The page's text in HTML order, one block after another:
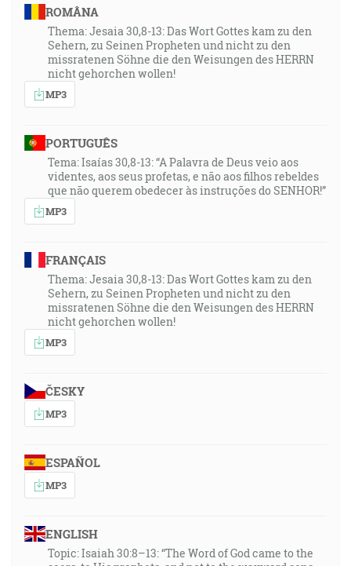
ROMÂNA
Thema: Jesaia 30,8-13: Das Wort Gottes kam zu den
Sehern, zu Seinen Propheten und nicht zu den
missratenen Söhne die den Weisungen des HERRN
nicht gehorchen wollen!
MP3
PORTUGUÊS
Tema: Isaías 30,8-13: “A Palavra de Deus veio aos
videntes, aos seus profetas, e não aos filhos rebeldes
que não querem obedecer às instruções do SENHOR!”
MP3
FRANÇAIS
Thema: Jesaia 30,8-13: Das Wort Gottes kam zu den
Sehern, zu Seinen Propheten und nicht zu den
missratenen Söhne die den Weisungen des HERRN
nicht gehorchen wollen!
MP3
ČESKY
MP3
ESPAÑOL
MP3
ENGLISH
Topic: Isaiah 30:8–13: “The Word of God came to the